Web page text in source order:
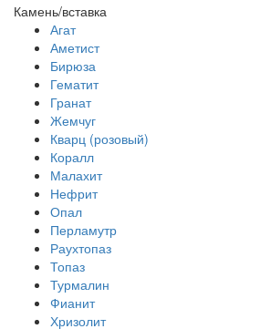
Камень/вставка
Агат
Аметист
Бирюза
Гематит
Гранат
Жемчуг
Кварц (розовый)
Коралл
Малахит
Нефрит
Опал
Перламутр
Раухтопаз
Топаз
Турмалин
Фианит
Хризолит